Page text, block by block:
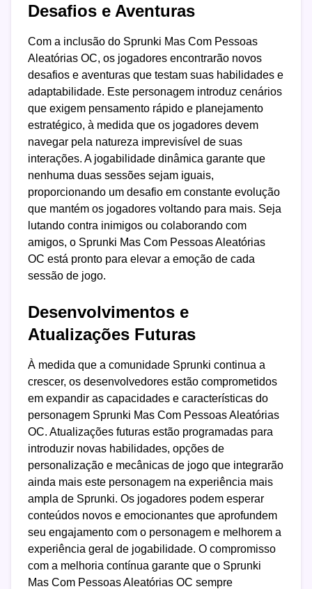
Desafios e Aventuras
Com a inclusão do Sprunki Mas Com Pessoas
Aleatórias OC, os jogadores encontrarão novos
desafios e aventuras que testam suas habilidades e
adaptabilidade. Este personagem introduz cenários
que exigem pensamento rápido e planejamento
estratégico, à medida que os jogadores devem
navegar pela natureza imprevisível de suas
interações. A jogabilidade dinâmica garante que
nenhuma duas sessões sejam iguais,
proporcionando um desafio em constante evolução
que mantém os jogadores voltando para mais. Seja
lutando contra inimigos ou colaborando com
amigos, o Sprunki Mas Com Pessoas Aleatórias
OC está pronto para elevar a emoção de cada
sessão de jogo.
Desenvolvimentos e
Atualizações Futuras
À medida que a comunidade Sprunki continua a
crescer, os desenvolvedores estão comprometidos
em expandir as capacidades e características do
personagem Sprunki Mas Com Pessoas Aleatórias
OC. Atualizações futuras estão programadas para
introduzir novas habilidades, opções de
personalização e mecânicas de jogo que integrarão
ainda mais este personagem na experiência mais
ampla de Sprunki. Os jogadores podem esperar
conteúdos novos e emocionantes que aprofundem
seu engajamento com o personagem e melhorem a
experiência geral de jogabilidade. O compromisso
com a melhoria contínua garante que o Sprunki
Mas Com Pessoas Aleatórias OC sempre